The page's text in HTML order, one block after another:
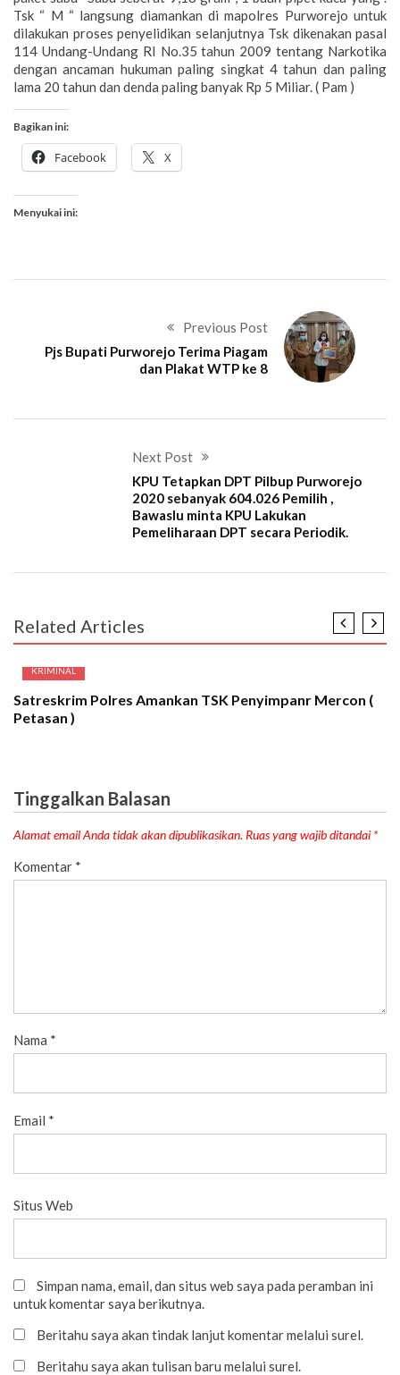
Tsk “ M “ langsung diamankan di mapolres Purworejo untuk
dilakukan proses penyelidikan selanjutnya Tsk dikenakan pasal
114 Undang-Undang RI No.35 tahun 2009 tentang Narkotika
dengan ancaman hukuman paling singkat 4 tahun dan paling
lama 20 tahun dan denda paling banyak Rp 5 Miliar. ( Pam )
Bagikan ini:
Facebook X
Menyukai ini:
Previous Post
Pjs Bupati Purworejo Terima Piagam
dan Plakat WTP ke 8
Next Post
KPU Tetapkan DPT Pilbup Purworejo
2020 sebanyak 604.026 Pemilih ,
Bawaslu minta KPU Lakukan
Pemeliharaan DPT secara Periodik.
Related Articles
KRIMINAL
Satreskrim Polres Amankan TSK Penyimpanr Mercon (
Petasan )
Tinggalkan Balasan
Alamat email Anda tidak akan dipublikasikan. Ruas yang wajib ditandai *
Komentar *
Nama *
Email *
Situs Web
Simpan nama, email, dan situs web saya pada peramban ini
untuk komentar saya berikutnya.
Beritahu saya akan tindak lanjut komentar melalui surel.
Beritahu saya akan tulisan baru melalui surel.